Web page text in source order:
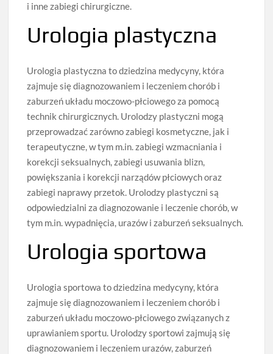
i inne zabiegi chirurgiczne.
Urologia plastyczna
Urologia plastyczna to dziedzina medycyny, która
zajmuje się diagnozowaniem i leczeniem chorób i
zaburzeń układu moczowo-płciowego za pomocą
technik chirurgicznych. Urolodzy plastyczni mogą
przeprowadzać zarówno zabiegi kosmetyczne, jak i
terapeutyczne, w tym m.in. zabiegi wzmacniania i
korekcji seksualnych, zabiegi usuwania blizn,
powiększania i korekcji narządów płciowych oraz
zabiegi naprawy przetok. Urolodzy plastyczni są
odpowiedzialni za diagnozowanie i leczenie chorób, w
tym m.in. wypadnięcia, urazów i zaburzeń seksualnych.
Urologia sportowa
Urologia sportowa to dziedzina medycyny, która
zajmuje się diagnozowaniem i leczeniem chorób i
zaburzeń układu moczowo-płciowego związanych z
uprawianiem sportu. Urolodzy sportowi zajmują się
diagnozowaniem i leczeniem urazów, zaburzeń